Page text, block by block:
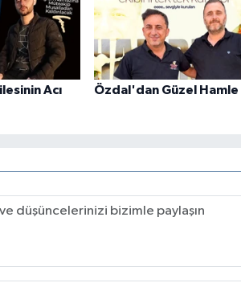
Acı
Özdal'dan Güzel Hamle